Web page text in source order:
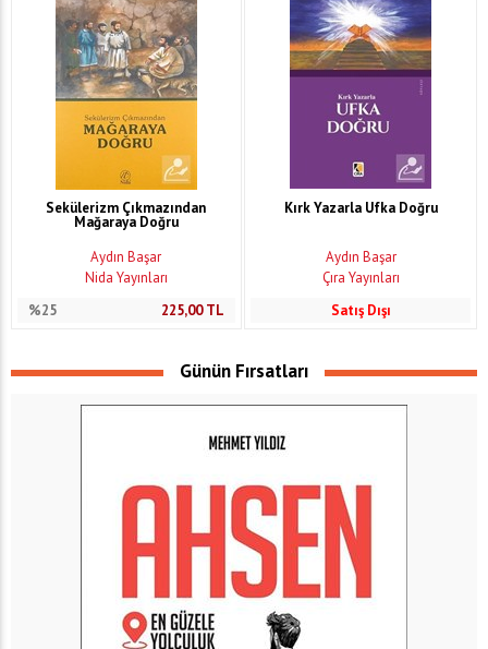
Sekülerizm Çıkmazından
Mağaraya Doğru
Aydın Başar
Nida Yayınları
%25
225,00TL
Kırk Yazarla Ufka Doğru
Aydın Başar
Çıra Yayınları
Satış Dışı
Günün Fırsatları